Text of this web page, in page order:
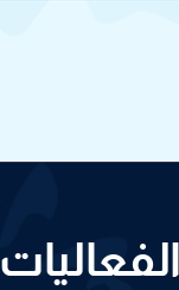
الفعاليات